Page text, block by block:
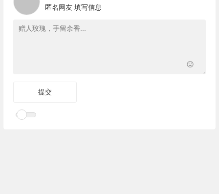
匿名网友 填写信息